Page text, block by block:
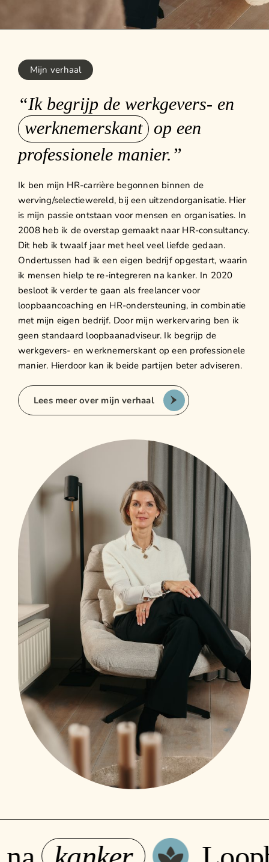
Mijn verhaal
“Ik begrijp de werkgevers- en
werknemerskant op een
professionele manier.”
Ik ben mijn HR-carrière begonnen binnen de
werving/selectiewereld, bij een uitzendorganisatie. Hier
is mijn passie ontstaan voor mensen en organisaties. In
2008 heb ik de overstap gemaakt naar HR-consultancy.
Dit heb ik twaalf jaar met heel veel liefde gedaan.
Ondertussen had ik een eigen bedrijf opgestart, waarin
ik mensen hielp te re-integreren na kanker. In 2020
besloot ik verder te gaan als freelancer voor
loopbaancoaching en HR-ondersteuning, in combinatie
met mijn eigen bedrijf. Door mijn werkervaring ben ik
geen standaard loopbaanadviseur. Ik begrijp de
werkgevers- en werknemerskant op een professionele
manier. Hierdoor kan ik beide partijen beter adviseren.
Lees meer over mijn verhaal